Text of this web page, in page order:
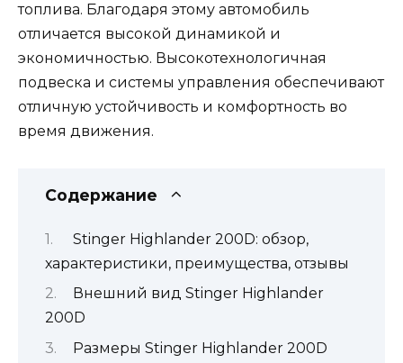
топлива. Благодаря этому автомобиль
отличается высокой динамикой и
экономичностью. Высокотехнологичная
подвеска и системы управления обеспечивают
отличную устойчивость и комфортность во
время движения.
Содержание
Stinger Highlander 200D: обзор,
характеристики, преимущества, отзывы
Внешний вид Stinger Highlander
200D
Размеры Stinger Highlander 200D